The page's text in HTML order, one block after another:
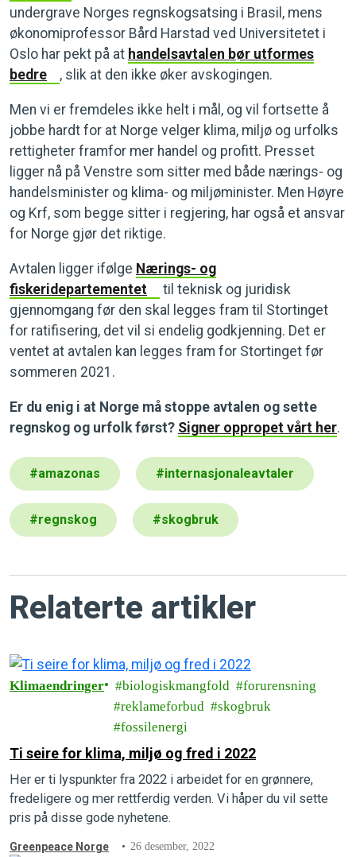
undergrave Norges regnskogsatsing i Brasil, mens
økonomiprofessor Bård Harstad ved Universitetet i
Oslo har pekt på at handelsavtalen bør utformes
bedre
, slik at den ikke øker avskogingen.
Men vi er fremdeles ikke helt i mål, og vil fortsette å
jobbe hardt for at Norge velger klima, miljø og urfolks
rettigheter framfor mer handel og profitt. Presset
ligger nå på Venstre som sitter med både nærings- og
handelsminister og klima- og miljøminister. Men Høyre
og Krf, som begge sitter i regjering, har også et ansvar
for Norge gjør det riktige.
Avtalen ligger ifølge Nærings- og
fiskeridepartementet
til teknisk og juridisk
gjennomgang før den skal legges fram til Stortinget
for ratifisering, det vil si endelig godkjenning. Det er
ventet at avtalen kan legges fram for Stortinget før
sommeren 2021.
Er du enig i at Norge må stoppe avtalen og sette
regnskog og urfolk først? Signer oppropet vårt her.
#amazonas #internasjonaleavtaler
#regnskog #skogbruk
Relaterte artikler
Klimaendringer biologiskmangfold
forurensning
reklameforbud
skogbruk
fossilenergi
Ti seire for klima, miljø og fred i 2022
Her er ti lyspunkter fra 2022 i arbeidet for en grønnere,
fredeligere og mer rettferdig verden. Vi håper du vil sette
pris på disse gode nyhetene.
Greenpeace Norge 26 desember, 2022